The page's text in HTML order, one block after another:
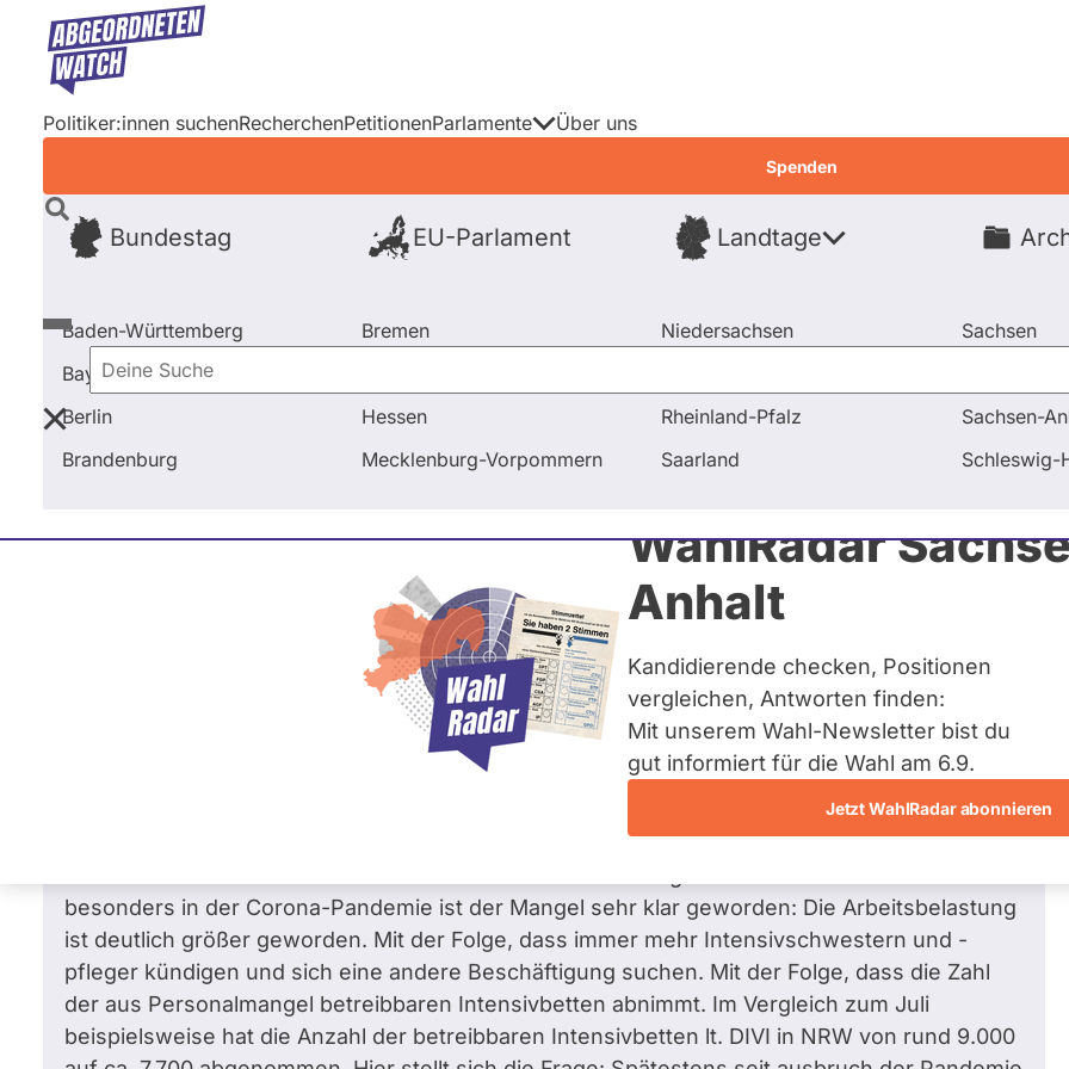
Direkt
Inhalt
Politiker:innen suchenRecherchenPetitionenParlamente
Bundestag EU-Parlament Landtage
Baden-Württemberg
Bayern
Berlin
Brandenburg
Bremen
Hessen
Mecklenburg-Vorpommern
Niedersachsen
Rheinland-Pfalz
Saarland
Sachsen
Sachsen-
Schleswig-
Über uns
Spenden
Deine
Suche
WahlRadar
Anhalt
Kandidierende checken, Positionen
vergleichen, Antworten finden:
Mit unserem Wahl-Newsletter bist du
gut informiert für die Wahl am 6.9.
Jetzt WahlRadar abonnieren
Startseite Frage stellen Martin Sträßer Fragen und Antworten Was hat das Land bisher unternommen, um
Martin Sträßer
Fragen beantwortet
Was hat das Land bisher unternommen, um die Arbeit als Intensivpfleger bzw. -
krankenschwester attraktiver zu machen?
Schon bei seinem Amtsantritt hat Bundesgesundheitsminitser Spahn der Pflegermangel in
den Krankenhäusern thematisiert. Gerade auf den Intensivstationen ist dieser Mangel sehr
besonders in der Corona-Pandemie ist der Mangel sehr klar geworden: Die Arbeitsbelastung
ist deutlich größer geworden. Mit der Folge, dass immer mehr Intensivschwestern und -
pfleger kündigen und sich eine andere Beschäftigung suchen. Mit der Folge, dass die Zahl
der aus Personalmangel betreibbaren Intensivbetten abnimmt. Im Vergleich zum Juli
beispielsweise hat die Anzahl der betreibbaren Intensivbetten lt. DIVI in NRW von rund 9.000